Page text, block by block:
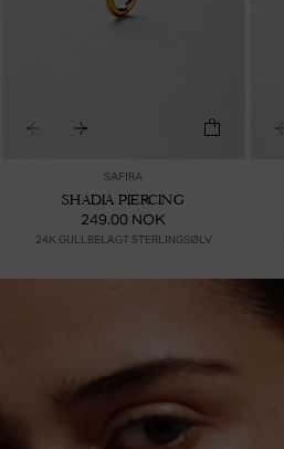
SAFIRA
SHADIA PIERCING
249.00 NOK
24K GULLBELAGT STERLINGSØLV